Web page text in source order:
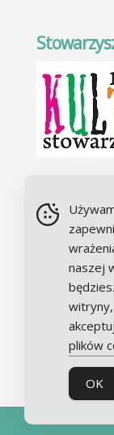
Chór Alla
naszej
plików
OK